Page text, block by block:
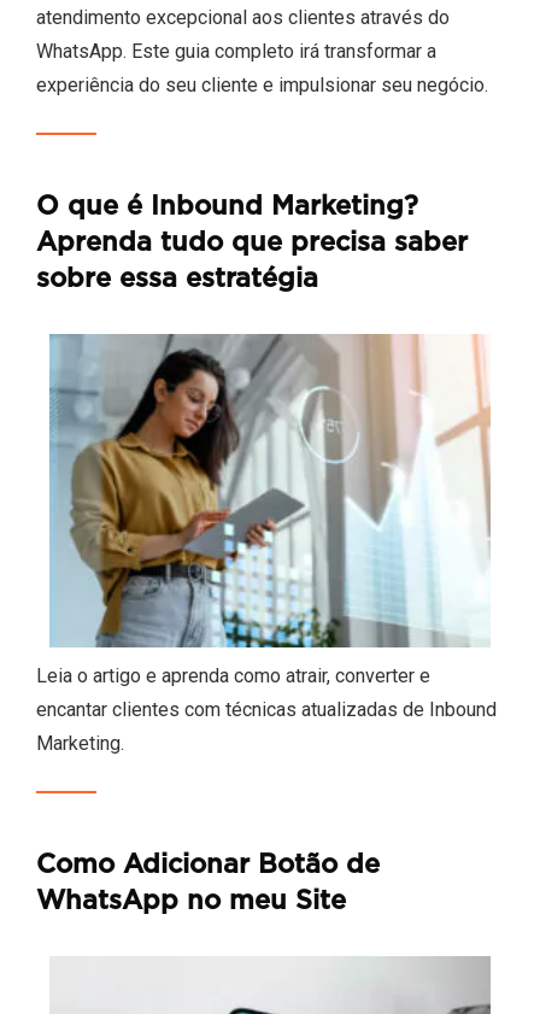
atendimento excepcional aos clientes através do
WhatsApp. Este guia completo irá transformar a
experiência do seu cliente e impulsionar seu negócio.
O que é Inbound Marketing?
Aprenda tudo que precisa saber
sobre essa estratégia
Leia o artigo e aprenda como atrair, converter e
encantar clientes com técnicas atualizadas de Inbound
Marketing.
Como Adicionar Botão de
WhatsApp no meu Site